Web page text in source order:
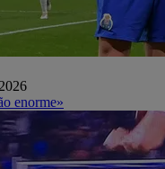
enorme»